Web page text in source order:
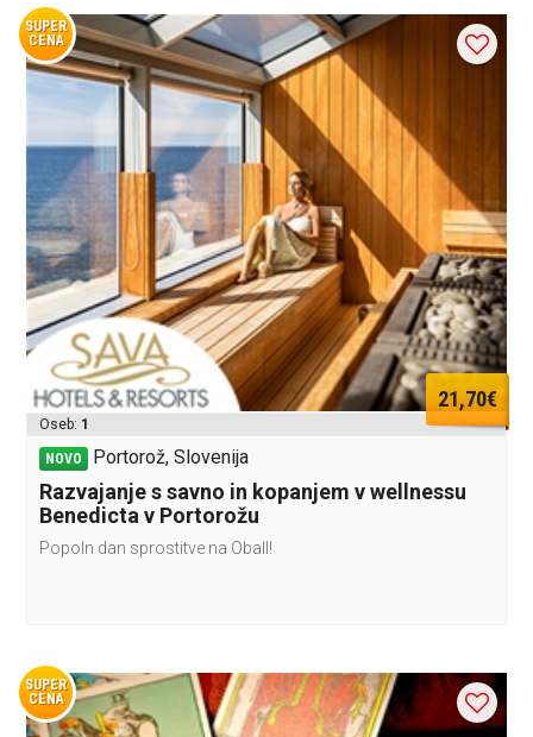
SUPER
CENA
21,70€
Oseb: 1
NOVO Portorož, Slovenija
Razvajanje s savno in kopanjem v wellnessu
Benedicta v Portorožu
Popoln dan sprostitve na ObalI!
SUPER
CENA